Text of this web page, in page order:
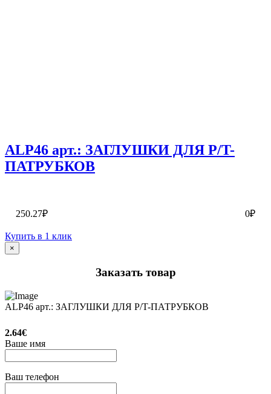
ALP46 арт.: ЗАГЛУШКИ ДЛЯ P/T-
ПАТРУБКОВ
250.27₽ 0₽
Купить в 1 клик
×
Заказать товар
ALP46 арт.: ЗАГЛУШКИ ДЛЯ P/T-ПАТРУБКОВ
2.64€
Ваше имя
Ваш телефон